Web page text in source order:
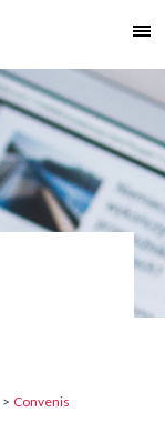
> Convenis